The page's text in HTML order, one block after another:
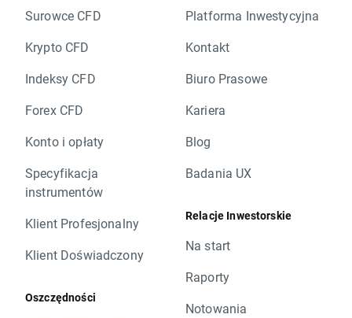
Surowce CFD
Krypto CFD
Indeksy CFD
Forex CFD
Konto i opłaty
Specyfikacja
instrumentów
Klient Profesjonalny
Klient Doświadczony
Oszczędności
Platforma Inwestycyjna
Kontakt
Biuro Prasowe
Kariera
Blog
Badania UX
Relacje Inwestorskie
Na start
Raporty
Notowania